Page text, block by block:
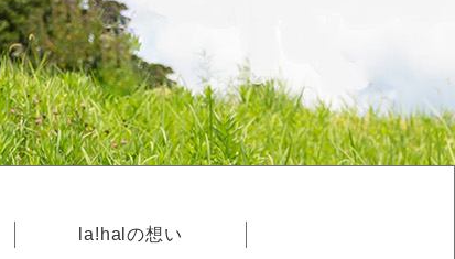
la!halの想い